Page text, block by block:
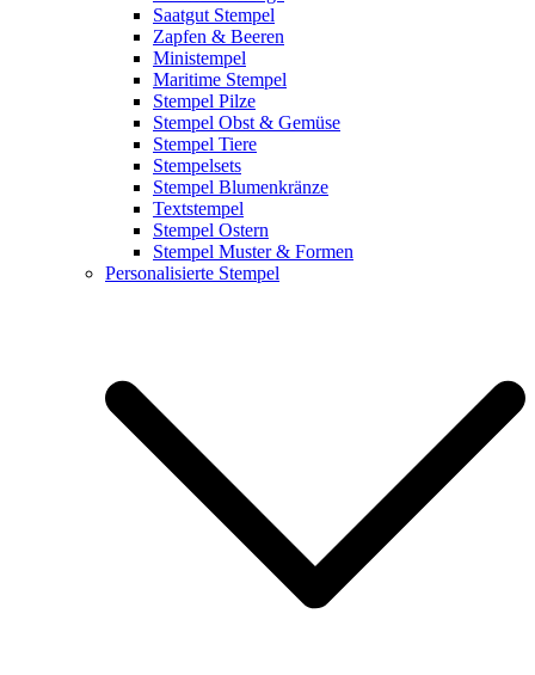
Saatgut Stempel
Zapfen & Beeren
Ministempel
Maritime Stempel
Stempel Pilze
Stempel Obst & Gemüse
Stempel Tiere
Stempelsets
Stempel Blumenkränze
Textstempel
Stempel Ostern
Stempel Muster & Formen
Personalisierte Stempel